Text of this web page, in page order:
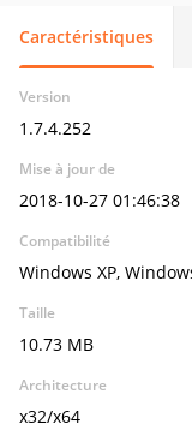
Caractéristiques
Version
1.7.4.252
Mise à jour de
2018-10-27 01:46:38
Compatibilité
Windows XP,
Taille
10.73 MB
Architecture
x32/x64